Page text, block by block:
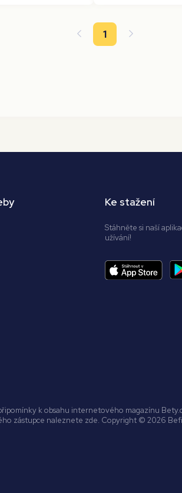
1
Ke stažení
Stáhněte si naší
užívání!
k obsahu internetového magazínu
zástupce naleznete zde. Copyright © 2026